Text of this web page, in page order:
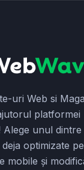
uri Web si
platformei
Alege unul dintre
optimizate
mobile și